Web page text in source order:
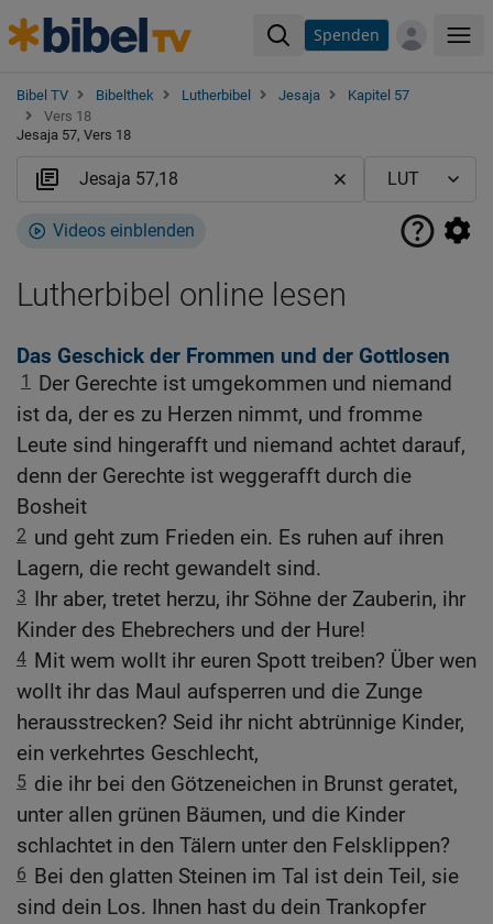
Spenden
Bibel TV Bibelthek Lutherbibel Jesaja
Kapitel 57
Vers 18
Jesaja 57, Vers 18
Videos einblenden
Lutherbibel online lesen
Das Geschick der Frommen und der Gottlosen
1
Der Gerechte ist umgekommen und niemand
ist da, der es zu Herzen nimmt, und fromme
Leute sind hingerafft und niemand achtet darauf,
denn der Gerechte ist weggerafft durch die
Bosheit
2 und geht zum Frieden ein. Es ruhen auf ihren
Lagern, die recht gewandelt sind.
3 Ihr aber, tretet herzu, ihr Söhne der Zauberin, ihr
Kinder des Ehebrechers und der Hure!
4 Mit wem wollt ihr euren Spott treiben? Über wen
wollt ihr das Maul aufsperren und die Zunge
herausstrecken? Seid ihr nicht abtrünnige Kinder,
ein verkehrtes Geschlecht,
5 die ihr bei den Götzeneichen in Brunst geratet,
unter allen grünen Bäumen, und die Kinder
schlachtet in den Tälern unter den Felsklippen?
6 Bei den glatten Steinen im Tal ist dein Teil, sie
sind dein Los. Ihnen hast du dein Trankopfer